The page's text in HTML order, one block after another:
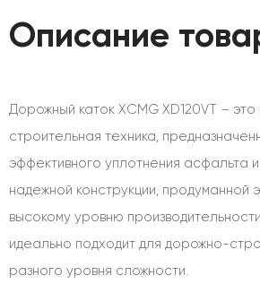
Описание
Дорожный каток XCMG XD120VT –
строительная техника,
эффективного уплотнения асфальта
надежной конструкции, продуманной
высокому уровню
идеально подходит для дорожно-
разного уровня сложности.